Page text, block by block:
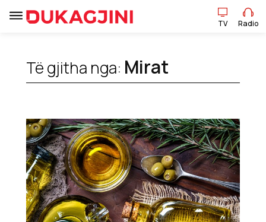
Lajme
Pikëpamje
Art Jete
Kulturë
TV Radio
Të gjitha nga: Mirat